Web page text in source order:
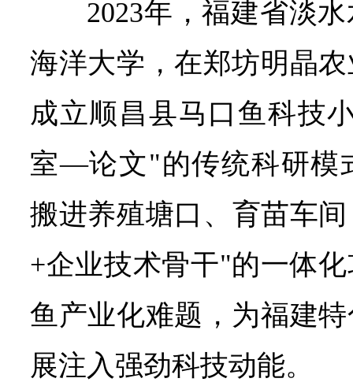
2023年，福建省淡
海洋大学，在郑坊明晶
成立顺昌县马口鱼科技
室—论文"的传统科研模
搬进养殖塘口、育苗车
+企业技术骨干"的一体
鱼产业化难题，为福建
展注入强劲科技动能。